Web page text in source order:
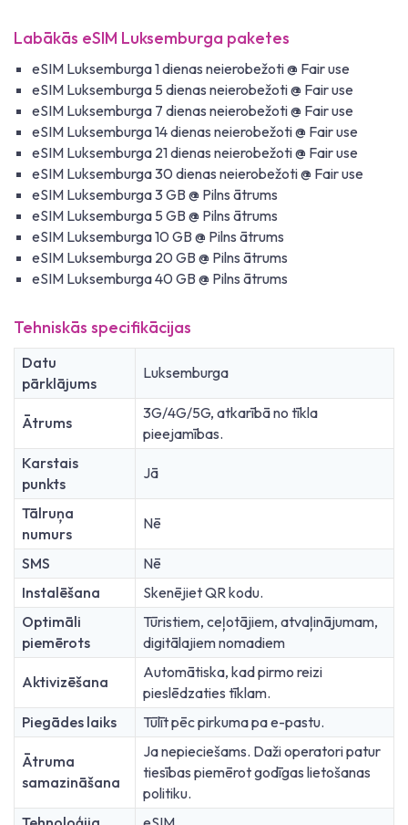
Labākās eSIM Luksemburga paketes
eSIM Luksemburga 1 dienas neierobežoti @ Fair use
eSIM Luksemburga 5 dienas neierobežoti @ Fair use
eSIM Luksemburga 7 dienas neierobežoti @ Fair use
eSIM Luksemburga 14 dienas neierobežoti @ Fair use
eSIM Luksemburga 21 dienas neierobežoti @ Fair use
eSIM Luksemburga 30 dienas neierobežoti @ Fair use
eSIM Luksemburga 3 GB @ Pilns ātrums
eSIM Luksemburga 5 GB @ Pilns ātrums
eSIM Luksemburga 10 GB @ Pilns ātrums
eSIM Luksemburga 20 GB @ Pilns ātrums
eSIM Luksemburga 40 GB @ Pilns ātrums
Tehniskās specifikācijas
Datu
pārklājums
Luksemburga
Ātrums
3G/4G/5G, atkarībā no tīkla
pieejamības.
Karstais
punkts
Jā
Tālruņa
numurs
Nē
SMS
Nē
Instalēšana
Skenējiet QR kodu.
Optimāli
piemērots
Tūristiem, ceļotājiem, atvaļinājumam,
digitālajiem nomadiem
Aktivizēšana
Automātiska, kad pirmo reizi
pieslēdzaties tīklam.
Piegādes laiks
Tūlīt pēc pirkuma pa e-pastu.
Ātruma
samazināšana
Ja nepieciešams. Daži operatori patur
tiesības piemērot godīgas lietošanas
politiku.